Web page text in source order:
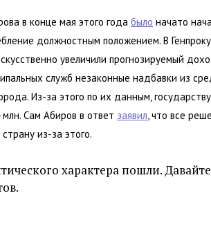
в конце мая этого года было начато
должностным положением. В
увеличили прогнозируемый
служб незаконные надбавки из
Из-за этого по их данным,
Сам Абиров в ответ заявил, что все
из-за этого.
характера пошли.